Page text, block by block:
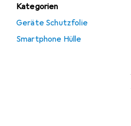
Kategorien
Geräte Schutzfolie
Smartphone Hülle